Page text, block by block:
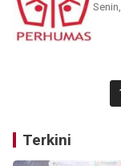
Terkini